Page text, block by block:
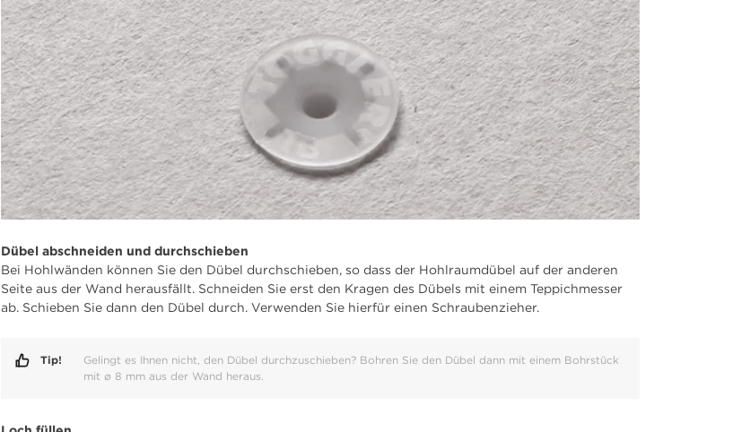
Dübel abschneiden und durchschieben
Bei Hohlwänden können Sie den Dübel durchschieben, so dass der Hohlraumdübel auf der anderen
Seite aus der Wand herausfällt. Schneiden Sie erst den Kragen des Dübels mit einem Teppichmesser
ab. Schieben Sie dann den Dübel durch. Verwenden Sie hierfür einen Schraubenzieher.
Tip!
Gelingt es Ihnen nicht, den Dübel durchzuschieben? Bohren Sie den Dübel dann mit einem Bohrstück
mit ø 8 mm aus der Wand heraus.
Loch füllen